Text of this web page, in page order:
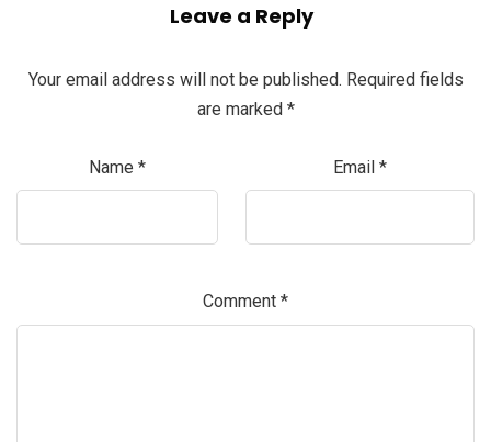
Leave a Reply
Your email address will not be published. Required fields
are marked *
Name * Email *
Comment *